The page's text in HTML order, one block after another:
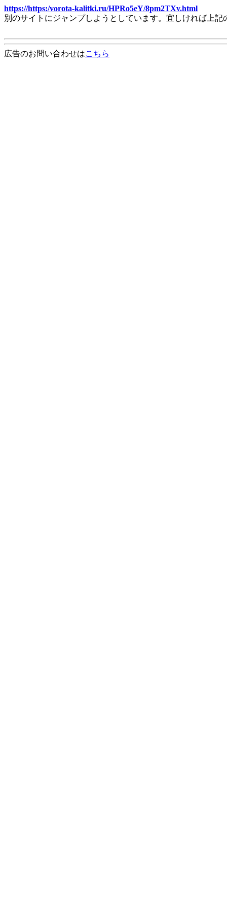
https://https:/vorota-kalitki.ru/HPRo5eY/8pm2TXv.html
別のサイトにジャンプしようとしています。宜しければ上
広告のお問い合わせはこちら